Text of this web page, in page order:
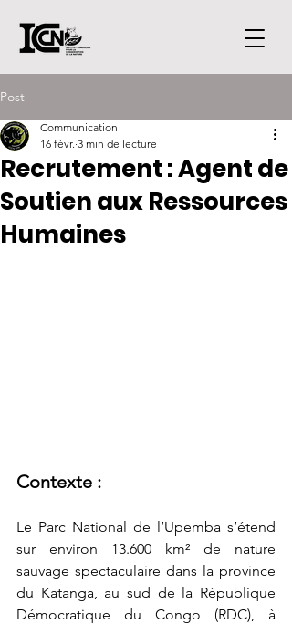
Post
Recrutement : Agent de
Soutien aux Ressources
Humaines
Communication
16 févr. 3 min de lecture
Contexte :
Le Parc National de l’Upemba s’étend
sur environ 13.600 km² de nature
sauvage spectaculaire dans la province
du Katanga, au sud de la République
Démocratique du Congo (RDC), à